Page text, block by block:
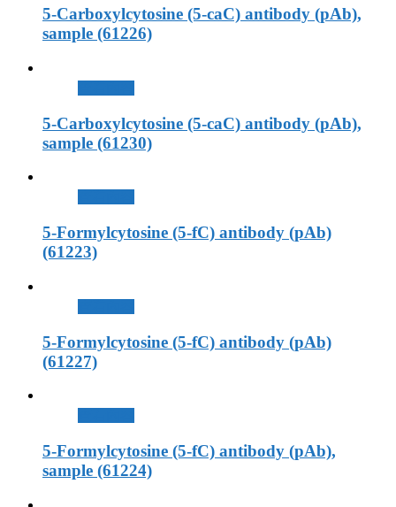
5-Carboxylcytosine (5-caC) antibody (pAb),
sample (61226)
5-Carboxylcytosine (5-caC) antibody (pAb),
sample (61230)
5-Formylcytosine (5-fC) antibody (pAb)
(61223)
5-Formylcytosine (5-fC) antibody (pAb)
(61227)
5-Formylcytosine (5-fC) antibody (pAb),
sample (61224)